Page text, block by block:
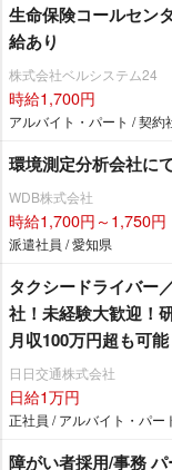
生命保険コールセン
給あり
株式会社ベルシステム24
時給1,700円
アルバイト・パート / 契約
環境測定分析会社に
WDB株式会社
時給1,700円～1,750円
派遣社員 / 愛知県
タクシードライバー
社！未経験大歓迎！
月収100万円超も可能
日日交通株式会社
日給1万円
正社員 / アルバイト・パー
障がい者